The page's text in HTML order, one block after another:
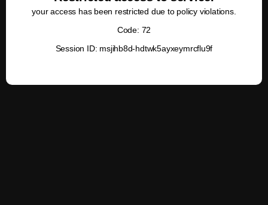
your access has been restricted due to policy violations.
Code: 72
Session ID: msjihb8d-hdtwk5ayxeymrcflu9f